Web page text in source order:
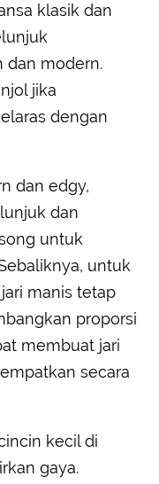
klasik dan
dan modern.
jika
dengan
dan edgy,
dan
untuk
untuk
manis tetap
proporsi
membuat jari
secara
kecil di
gaya.